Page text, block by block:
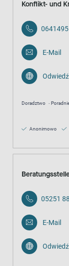
Konflikt- und
E-Mail
Doradztwo
Anonimowo
05251
E-Mail